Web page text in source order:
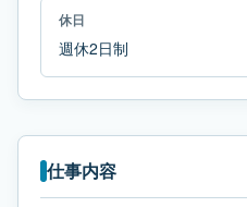
休日
週休2日制
仕事内容